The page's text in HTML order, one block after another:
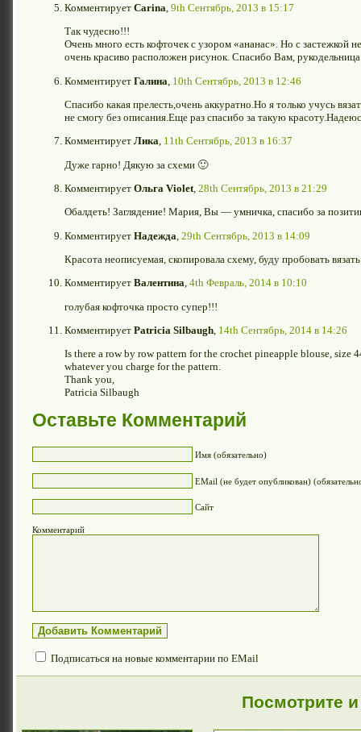
Комментирует Carina 9th Сентябрь, 2013 в 15:17
Так чудесно!!!
Очень много есть кофточек с узором «ананас». Но с застежкой
очень красиво расположен рисунок. Спасибо Вам,
Комментирует Галина 10th Сентябрь, 2013 в 12:46
Спасибо какая прелесть,очень аккуратно.Но я только учусь
не смогу без описания.Еще раз спасибо за такую
Комментирует Лика, 11th Сентябрь, 2013 в 16:37
Дуже гарно! Дякую за схеми 🙂
Комментирует Ольгa Violet 28th Сентябрь, 2013 в 21:29
Обалдеть! Заглядение! Мария, Вы — умничка, спасибо за
Комментирует Надежда 29th Сентябрь, 2013 в 14:09
Красота неописуемая, скопировала схему, буду пробовать
Комментирует Валентина, 4th Февраль, 2014 в 10:10
голубая кофточка просто супер!!!
Комментирует Patricia Silbaugh 14th Сентябрь, 2014 в 14:26
Is there a row by row pattern for the crochet pineapple blouse, size
whatever you charge for the pattern.
Thank you,
Patricia Silbaugh
Оставьте Комментарий
Имя (обязательно)
EMail (не будет опубликован)
Сайт
Комментарий
Подписаться на новые комментарии по EMail
Посмотрите